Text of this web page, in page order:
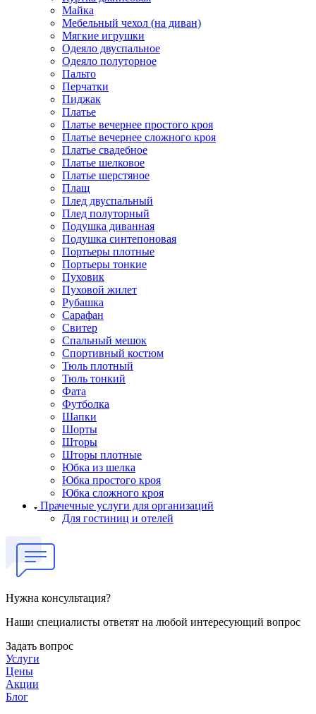
Майка
Мебельный чехол (на диван)
Мягкие игрушки
Одеяло двуспальное
Одеяло полуторное
Пальто
Перчатки
Пиджак
Платье
Платье вечернее простого кроя
Платье вечернее сложного кроя
Платье свадебное
Платье шелковое
Платье шерстяное
Плащ
Плед двуспальный
Плед полуторный
Подушка диванная
Подушка синтепоновая
Портьеры плотные
Портьеры тонкие
Пуховик
Пуховой жилет
Рубашка
Сарафан
Свитер
Спальный мешок
Спортивный костюм
Тюль плотный
Тюль тонкий
Фата
Футболка
Шапки
Шорты
Шторы
Шторы плотные
Юбка из шелка
Юбка простого кроя
Юбка сложного кроя
Прачечные услуги для организаций
Для гостиниц и отелей
Нужна консультация?
Наши специалисты ответят на любой интересующий вопрос
Задать вопрос
Услуги
Цены
Акции
Блог